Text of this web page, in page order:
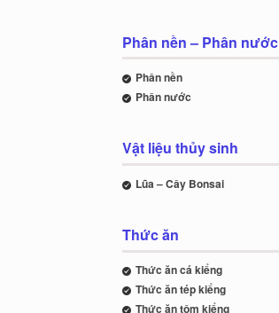
Phân nền – Phân nước
Phân nền
Phân nước
Vật liệu thủy sinh
Lũa – Cây Bonsai
Thức ăn
Thức ăn cá kiểng
Thức ăn tép kiểng
Thức ăn tôm kiểng